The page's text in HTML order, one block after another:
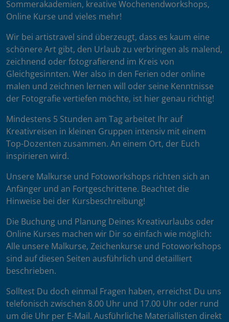
Sommerakademien, kreative Wochenendworkshops,
Online Kurse und vieles mehr!
Wir bei artistravel sind überzeugt, dass es kaum eine
schönere Art gibt, den Urlaub zu verbringen als malend,
zeichnend oder fotografierend im Kreis von
Gleichgesinnten. Wer also in den Ferien oder online
malen und zeichnen lernen will oder seine Kenntnisse
der Fotografie vertiefen möchte, ist hier genau richtig!
Mindestens 5 Stunden am Tag arbeitet Ihr auf
Kreativreisen in kleinen Gruppen intensiv mit einem
Top-Dozenten zusammen. An einem Ort, der Euch
inspirieren wird.
Unsere Malkurse und Fotoworkshops richten sich an
Anfänger und an Fortgeschrittene. Beachtet die
Hinweise bei der Kursbeschreibung!
Die Buchung und Planung Deines Kreativurlaubs oder
Online Kurses machen wir Dir so einfach wie möglich:
Alle unsere Malkurse, Zeichenkurse und Fotoworkshops
sind auf diesen Seiten ausführlich und detailliert
beschrieben.
Solltest Du doch einmal Fragen haben, erreichst Du uns
telefonisch zwischen 8.00 Uhr und 17.00 Uhr oder rund
um die Uhr per E-Mail. Ausführliche Materiallisten direkt